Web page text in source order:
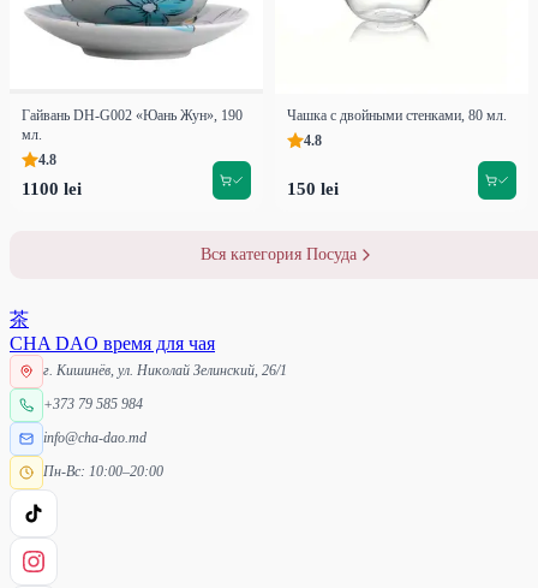
Гайвань DH-G002 «Юань Жун», 190
мл.
4.8
1100 lei
Чашка с двойными стенками, 80 мл.
4.8
150 lei
Вся категория Посуда
茶
CHA DAO время для чая
г. Кишинёв, ул. Николай Зелинский, 26/1
+373 79 585 984
info@cha-dao.md
Пн-Вс: 10:00–20:00